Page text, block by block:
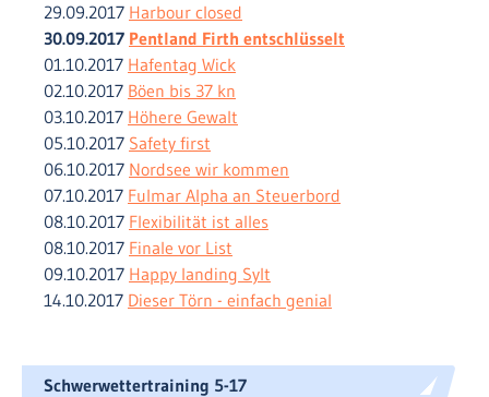
29.09.2017 Harbour closed
30.09.2017 Pentland Firth entschlüsselt
01.10.2017 Hafentag Wick
02.10.2017 Böen bis 37 kn
03.10.2017 Höhere Gewalt
05.10.2017 Safety first
06.10.2017 Nordsee wir kommen
07.10.2017 Fulmar Alpha an Steuerbord
08.10.2017 Flexibilität ist alles
08.10.2017 Finale vor List
09.10.2017 Happy landing Sylt
14.10.2017 Dieser Törn - einfach genial
Schwerwettertraining 5-17